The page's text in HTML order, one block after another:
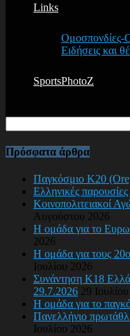
Links
Ομοσπονδίες-
Ειδήσεις και
SportsPhotoZ
Πρόσφατα άρθρα
Παγκόσμιο Κ20
Ελληνικές
Κοινοπολιτειακοί
Αυγούστου 2026
Η ομάδα για το
2026
Η ομάδα για τους
Ιουλίου 2026
Συνάντηση Κ18
29.7.2026 29
Η ομάδα για το
Πανελλήνιο
Ιουλίου 2026